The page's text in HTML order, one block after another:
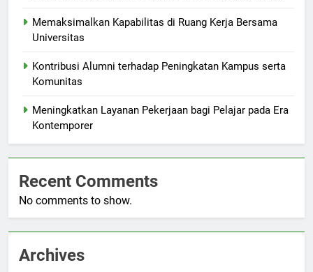
Memaksimalkan Kapabilitas di Ruang Kerja Bersama
Universitas
Kontribusi Alumni terhadap Peningkatan Kampus serta
Komunitas
Meningkatkan Layanan Pekerjaan bagi Pelajar pada Era
Kontemporer
Recent Comments
No comments to show.
Archives